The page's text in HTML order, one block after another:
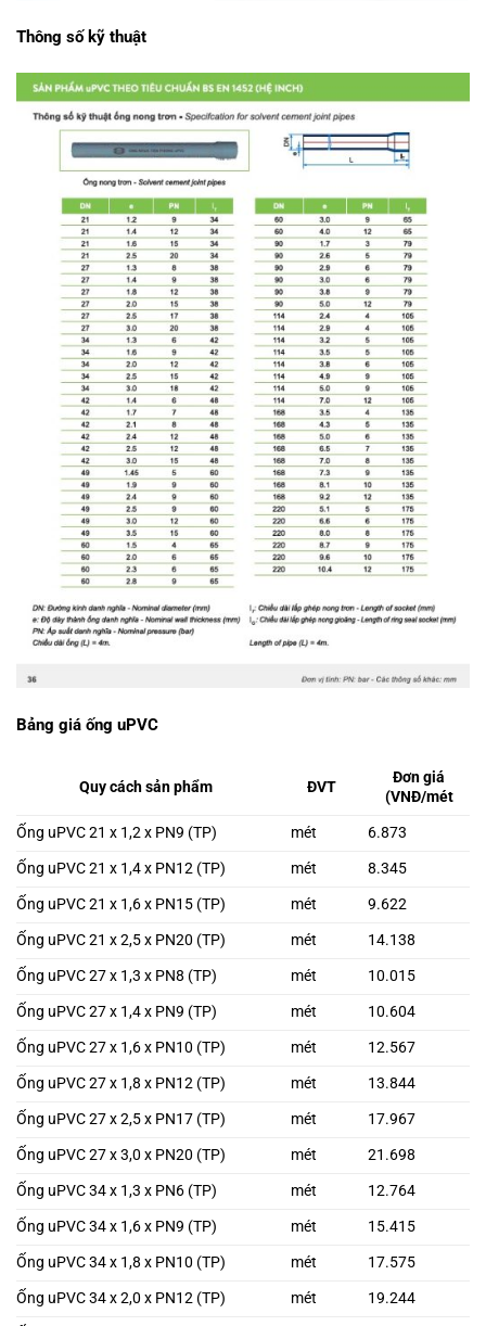
Thông số kỹ thuật
Bảng giá ống uPVC
Quy cách sản phẩm ĐVT
Đơn giá
(VNĐ/mét
Ống uPVC 21 x 1,2 x PN9 (TP) mét 6.873
Ống uPVC 21 x 1,4 x PN12 (TP) mét 8.345
Ống uPVC 21 x 1,6 x PN15 (TP) mét 9.622
Ống uPVC 21 x 2,5 x PN20 (TP) mét 14.138
Ống uPVC 27 x 1,3 x PN8 (TP) mét 10.015
Ống uPVC 27 x 1,4 x PN9 (TP) mét 10.604
Ống uPVC 27 x 1,6 x PN10 (TP) mét 12.567
Ống uPVC 27 x 1,8 x PN12 (TP) mét 13.844
Ống uPVC 27 x 2,5 x PN17 (TP) mét 17.967
Ống uPVC 27 x 3,0 x PN20 (TP) mét 21.698
Ống uPVC 34 x 1,3 x PN6 (TP) mét 12.764
Ống uPVC 34 x 1,6 x PN9 (TP) mét 15.415
Ống uPVC 34 x 1,8 x PN10 (TP) mét 17.575
Ống uPVC 34 x 2,0 x PN12 (TP) mét 19.244